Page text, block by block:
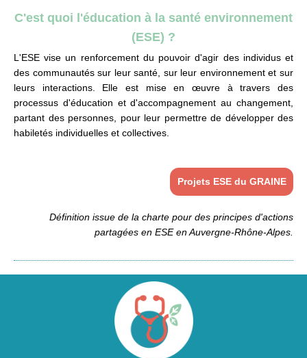
C'est quoi l'éducation à la santé environnement
(ESE) ?
L'ESE vise un renforcement du pouvoir d'agir des individus et
des communautés sur leur santé, sur leur environnement et sur
leurs interactions. Elle est mise en œuvre à travers des
processus d'éducation et d'accompagnement au changement,
partant des personnes, pour leur permettre de développer des
habiletés individuelles et collectives.
Projets ESE du GRAINE
Définition issue de la charte pour des principes d'actions
partagées en ESE en Auvergne-Rhône-Alpes.